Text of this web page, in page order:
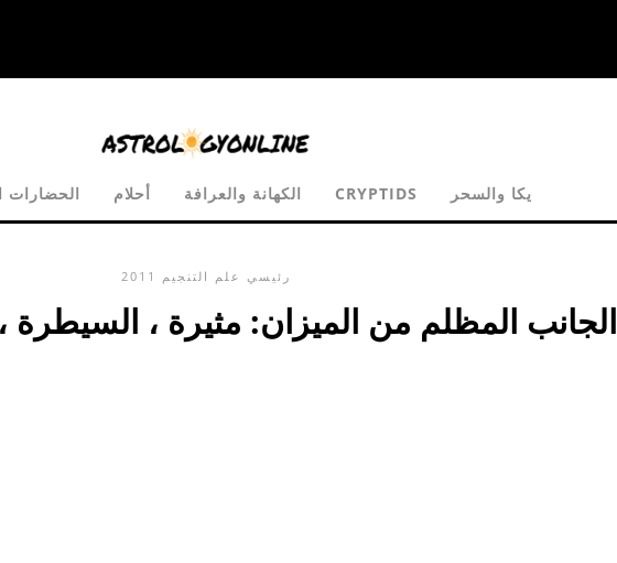
الحضارات أحلام الكهانة والعرافة CRYPTIDS يكا والسحر
رئيسي علم التنجيم
الجانب المظلم من الميزان: مثيرة ، السيطرة